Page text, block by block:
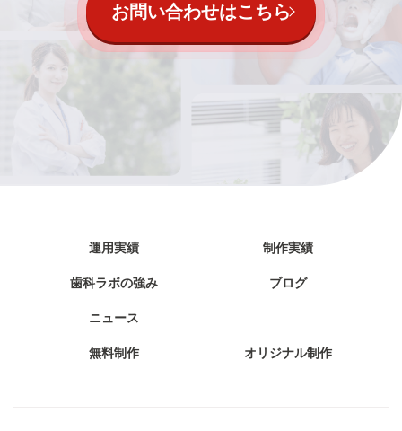
お問い合わせはこちら
運用実績 制作実績
歯科ラボの強み ブログ
ニュース
無料制作 オリジナル制作